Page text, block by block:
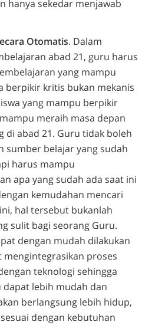
hanya sekedar menjawab
Otomatis. Dalam
abad 21, guru harus
yang mampu
berpikir kritis bukan mekanis
yang mampu berpikir
meraih masa depan
di abad 21. Guru tidak boleh
sumber belajar yang sudah
harus mampu
apa yang sudah ada saat ini
kemudahan mencari
hal tersebut bukanlah
sulit bagi seorang Guru.
dengan mudah dilakukan
mengintegrasikan proses
teknologi sehingga
dapat lebih mudah dan
berlangsung lebih hidup,
dengan kebutuhan